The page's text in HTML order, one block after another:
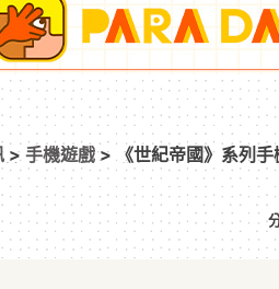
>手機遊戲> 《世紀帝國》系列
10 月 17 日發布